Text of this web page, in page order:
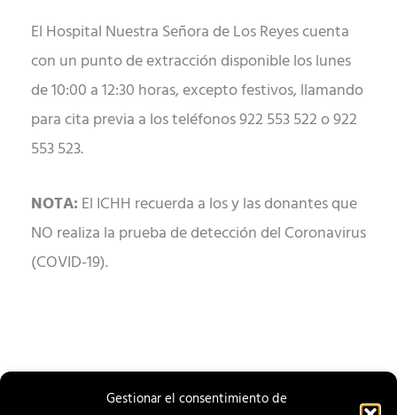
Gestionar el consentimiento de
El Hospital Nuestra Señora de Los Reyes cuenta
con un punto de extracción disponible los lunes
de 10:00 a 12:30 horas, excepto festivos, llamando
para cita previa a los teléfonos 922 553 522 o 922
553 523.
NOTA: El ICHH recuerda a los y las donantes que
NO realiza la prueba de detección del Coronavirus
(COVID-19).